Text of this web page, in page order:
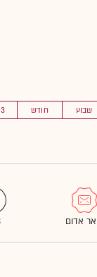
שבוע חודש 3 חוד'